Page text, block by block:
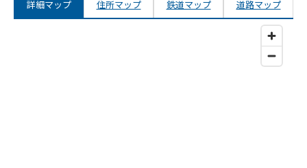
詳細マップ 住所マップ 鉄道マップ 道路マップ